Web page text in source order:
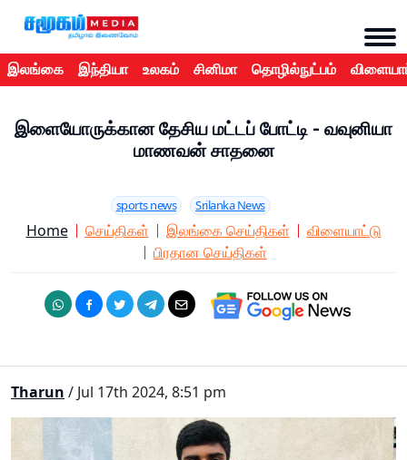
இலங்கை இந்தியா உலகம் சினிமா தொழில்நுட்பம்
இளையோருக்கான தேசிய மட்டப் போட்டி - வவுனியா
மாணவன் சாதனை
sports news Srilanka News
Home செய்திகள் இலங்கை செய்திகள்
விளையாட்டு
பிரதான செய்திகள்
Tharun / Jul 17th 2024, 8:51 pm